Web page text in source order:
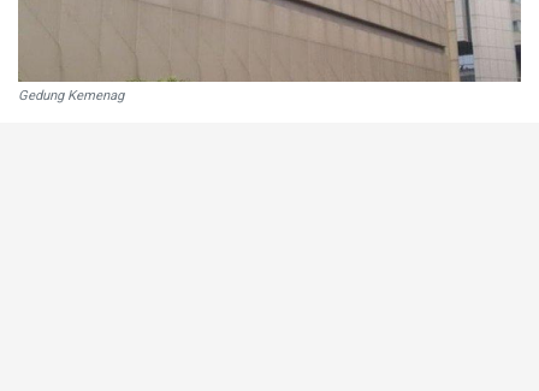
Gedung Kemenag